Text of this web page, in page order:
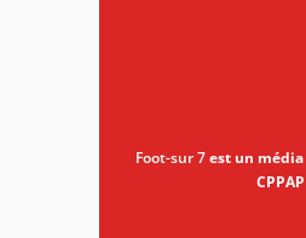
Foot-sur 7est un média
CPPAP